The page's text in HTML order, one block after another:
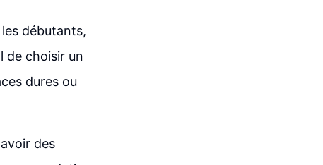
débutants,
de choisir un
dures ou
des